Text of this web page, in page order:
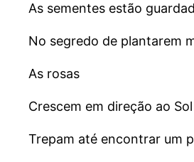
As sementes estão
No segredo de plantarem
As rosas
Crescem em direção ao Sol
Trepam até encontrar um